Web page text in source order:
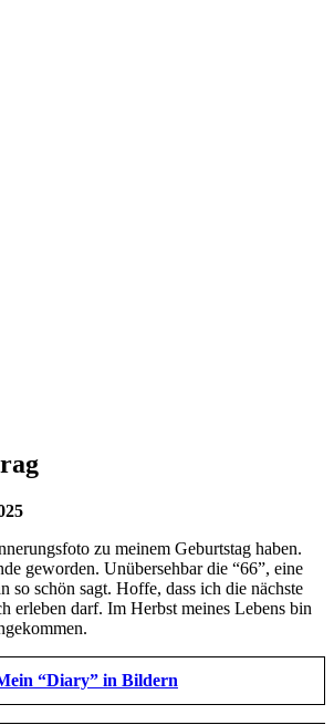
zu meinem Geburtstag haben.
geworden. Unübersehbar die “66”, eine
so schön sagt. Hoffe, dass ich die nächste
erleben darf. Im Herbst meines Lebens bin
“Diary” in Bildern